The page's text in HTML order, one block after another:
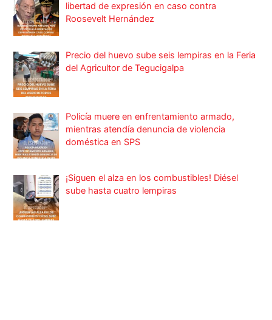
libertad de expresión en caso contra
Roosevelt Hernández
Precio del huevo sube seis lempiras en la Feria
del Agricultor de Tegucigalpa
Policía muere en enfrentamiento armado,
mientras atendía denuncia de violencia
doméstica en SPS
¡Siguen el alza en los combustibles! Diésel
sube hasta cuatro lempiras